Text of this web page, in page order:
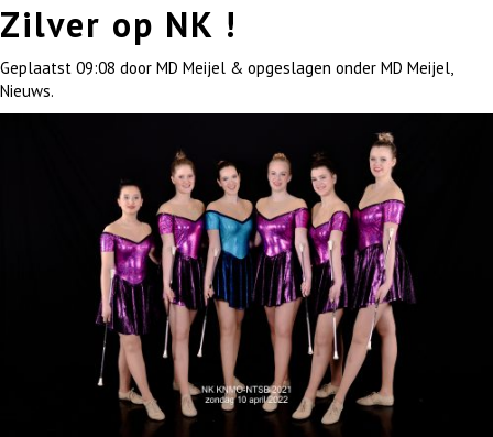
Zilver op NK !
Geplaatst 09:08 door MD Meijel & opgeslagen onder MD Meijel,
Nieuws.